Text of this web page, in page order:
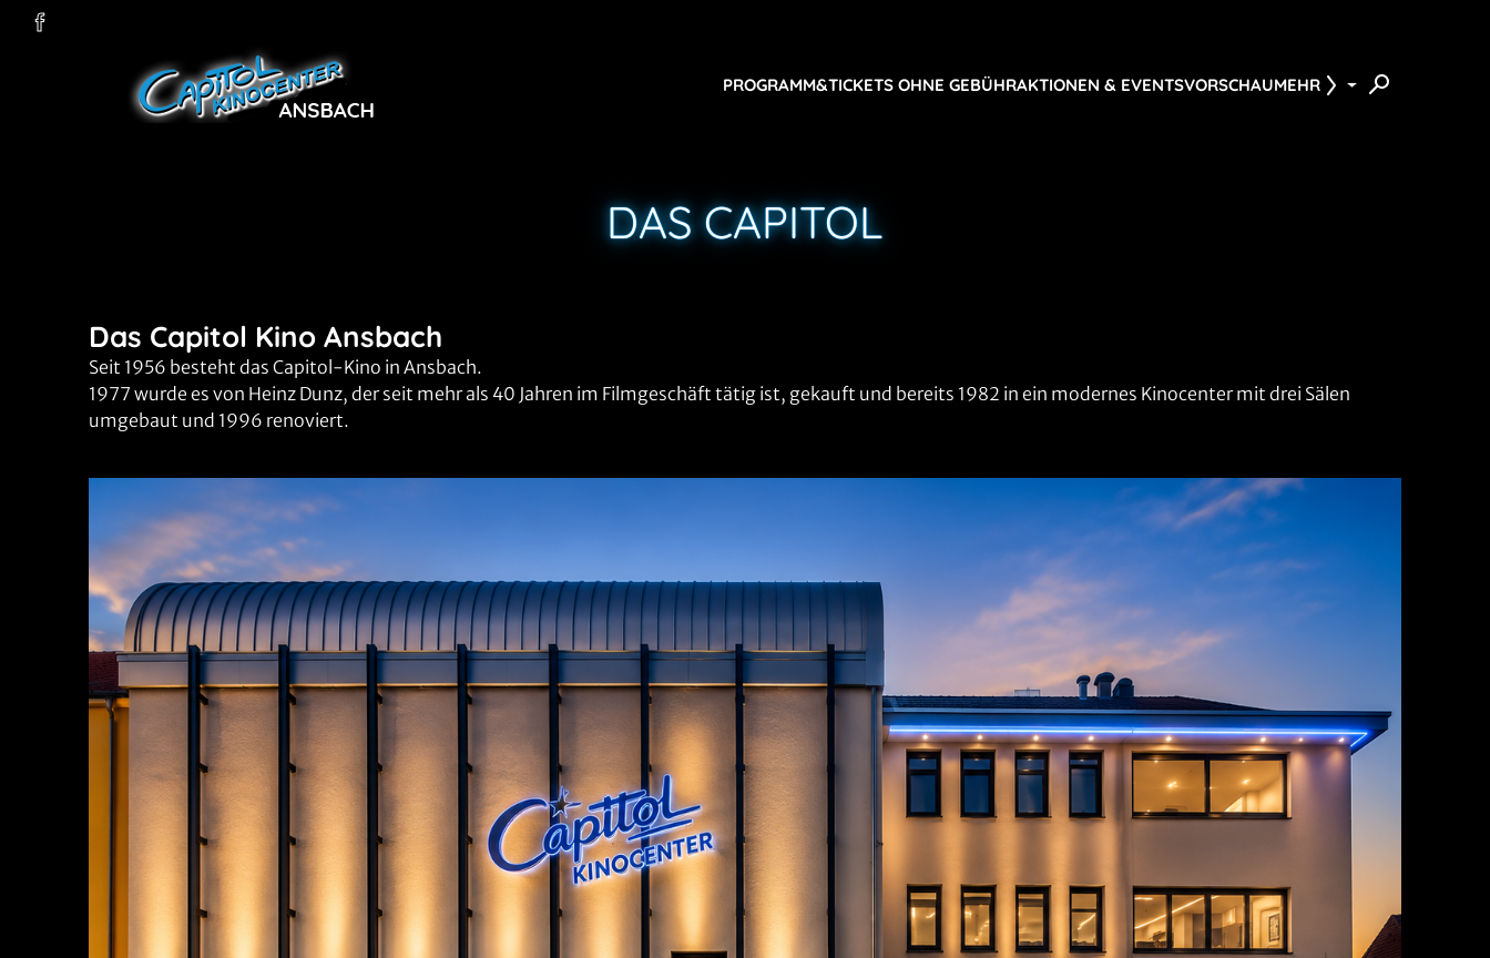
PROGRAMM&TICKETS OHNE GEBÜHRAKTIONEN & EVENTSVORSCHAUMEHR
DAS CAPITOL
Das Capitol Kino Ansbach
Seit 1956 besteht das Capitol-Kino in Ansbach.
1977 wurde es von Heinz Dunz, der seit mehr als 40 Jahren im Filmgeschäft tätig ist, gekauft und bereits 1982 in ein modernes Kinocenter mit drei Sälen
umgebaut und 1996 renoviert.